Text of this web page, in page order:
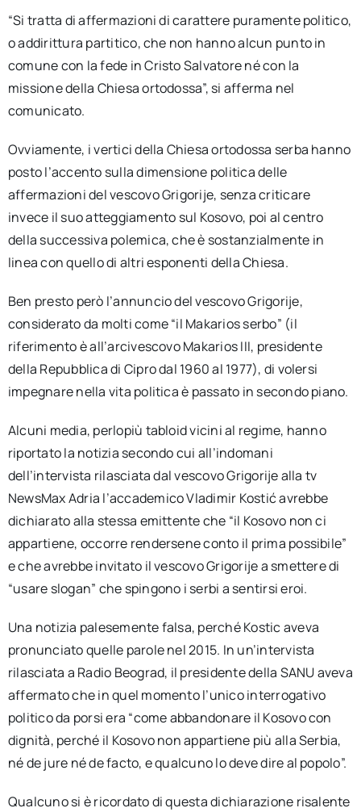
“Si tratta di affermazioni di carattere puramente politico,
o addirittura partitico, che non hanno alcun punto in
comune con la fede in Cristo Salvatore né con la
missione della Chiesa ortodossa”, si afferma nel
comunicato.
Ovviamente, i vertici della Chiesa ortodossa serba hanno
posto l’accento sulla dimensione politica delle
affermazioni del vescovo Grigorije, senza criticare
invece il suo atteggiamento sul Kosovo, poi al centro
della successiva polemica, che è sostanzialmente in
linea con quello di altri esponenti della Chiesa.
Ben presto però l’annuncio del vescovo Grigorije,
considerato da molti come “il Makarios serbo” (il
riferimento è all’arcivescovo Makarios III, presidente
della Repubblica di Cipro dal 1960 al 1977), di volersi
impegnare nella vita politica è passato in secondo piano.
Alcuni media, perlopiù tabloid vicini al regime, hanno
riportato la notizia secondo cui all’indomani
dell’intervista rilasciata dal vescovo Grigorije alla tv
NewsMax Adria l’accademico Vladimir Kostić avrebbe
dichiarato alla stessa emittente che “il Kosovo non ci
appartiene, occorre rendersene conto il prima possibile”
e che avrebbe invitato il vescovo Grigorije a smettere di
“usare slogan” che spingono i serbi a sentirsi eroi.
Una notizia palesemente falsa, perché Kostic aveva
pronunciato quelle parole nel 2015. In un’intervista
rilasciata a Radio Beograd, il presidente della SANU aveva
affermato che in quel momento l’unico interrogativo
politico da porsi era “come abbandonare il Kosovo con
dignità, perché il Kosovo non appartiene più alla Serbia,
né de jure né de facto, e qualcuno lo deve dire al popolo”.
Qualcuno si è ricordato di questa dichiarazione risalente